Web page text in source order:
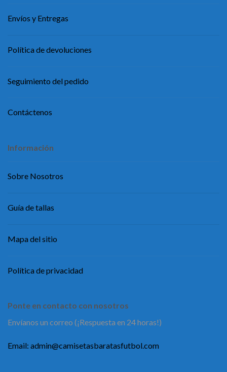
Envíos y Entregas
Política de devoluciones
Seguimiento del pedido
Contáctenos
Información
Sobre Nosotros
Guía de tallas
Mapa del sitio
Política de privacidad
Ponte en contacto con nosotros
Envíanos un correo (¡Respuesta en 24 horas!)
Email: admin@camisetasbaratasfutbol.com